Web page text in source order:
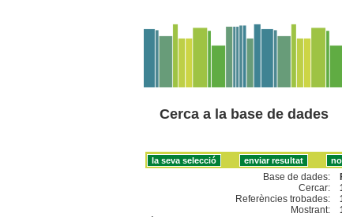
Cerca a la base de dades
Base de dades:
Cercar:
Referències trobades:
Mostrant: